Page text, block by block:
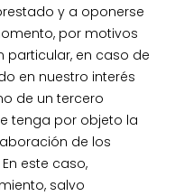
y a oponerse
por motivos
particular, en caso de
en nuestro interés
de un tercero
tenga por objeto la
de los
este caso,
salvo